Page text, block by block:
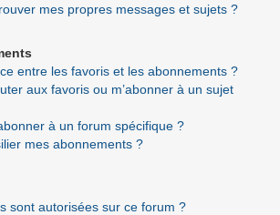
mes propres messages et sujets ?
entre les favoris et les abonnements ?
aux favoris ou m’abonner à un sujet
à un forum spécifique ?
mes abonnements ?
sont autorisées sur ce forum ?